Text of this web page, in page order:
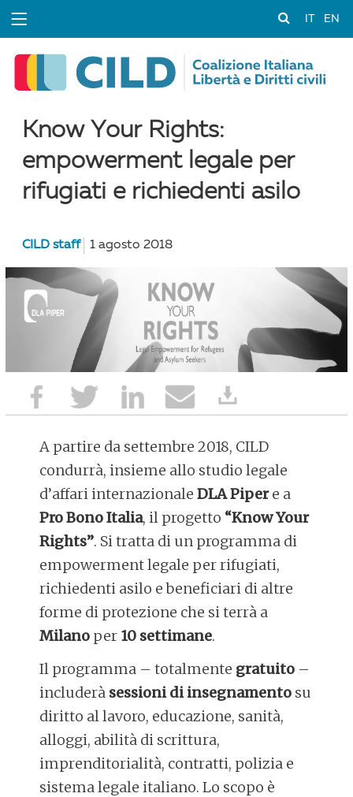
EN
Know Your Rights:
empowerment legale per
rifugiati e richiedenti asilo
CILD staff 1 agosto 2018
A partire da settembre 2018, CILD
condurrà, insieme allo studio legale
d’affari internazionaleDLA Pipere a
Pro Bono Italia, il progetto “Know Your
Rights”. Si tratta di un programma di
empowerment legale per rifugiati,
richiedenti asilo e beneficiari di altre
forme di protezione che si terrà a
Milano per 10 settimane.
Il programma – totalmente gratuito –
includerà sessioni di insegnamento su
diritto al lavoro, educazione, sanità,
alloggi, abilità di scrittura,
imprenditorialità, contratti, polizia e
sistema legale italiano. Lo scopo è